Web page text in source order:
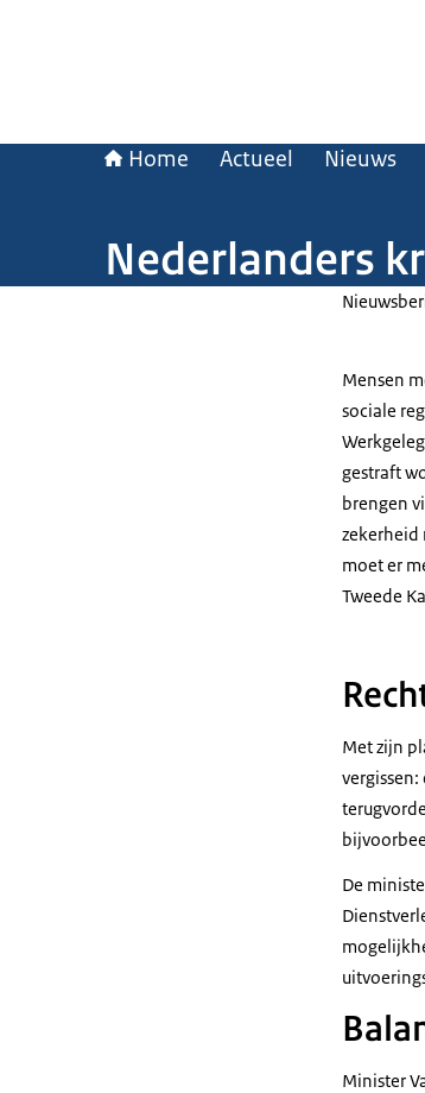
Home Actueel Nieuws
Nederlanders
Mensen
sociale
gestraft
brengen
zekerheid
moet er
Tweede
Met zijn
De
Minister